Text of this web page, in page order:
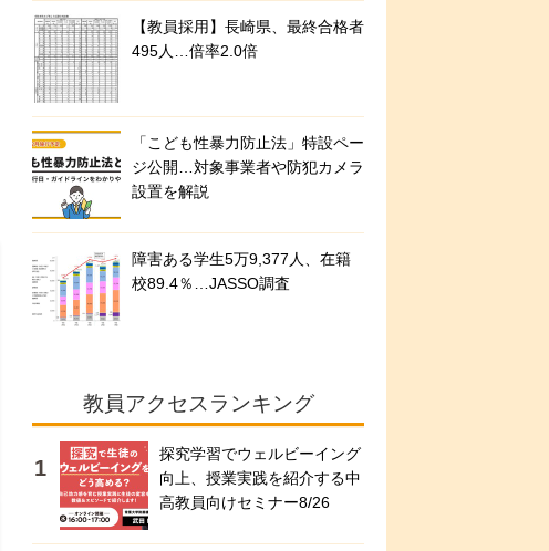
【教員採用】長崎県、最終合格者
495人…倍率2.0倍
「こども性暴力防止法」特設ペー
ジ公開…対象事業者や防犯カメラ
設置を解説
障害ある学生5万9,377人、在籍
校89.4％…JASSO調査
教員アクセスランキング
探究学習でウェルビーイング
向上、授業実践を紹介する中
高教員向けセミナー8/26